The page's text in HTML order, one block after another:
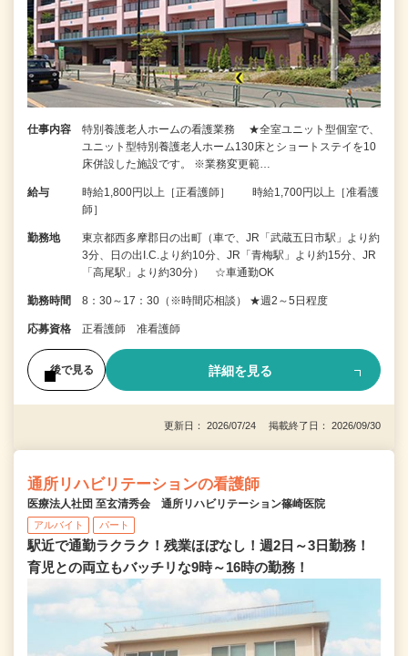
仕事内容
特別養護老人ホームの看護業務 ★全室ユニット型個室で、
ユニット型特別養護老人ホーム130床とショートステイを10
床併設した施設です。 ※業務変更範…
給与
時給1,800円以上［正看護師］ 時給1,700円以上［准看護
師］
勤務地
東京都西多摩郡日の出町（車で、JR「武蔵五日市駅」より約
3分、日の出I.C.より約10分、JR「青梅駅」より約15分、JR
「高尾駅」より約30分） ☆車通勤OK
勤務時間 8：30～17：30（※時間応相談） ★週2～5日程度
応募資格 正看護師 准看護師
後で見る 詳細を見る
更新日： 2026/07/24 掲載終了日： 2026/09/30
通所リハビリテーションの看護師
医療法人社団 至玄清秀会 通所リハビリテーション篠崎医院
アルバイト パート
駅近で通勤ラクラク！残業ほぼなし！週2日～3日勤務！
育児との両立もバッチリな9時～16時の勤務！